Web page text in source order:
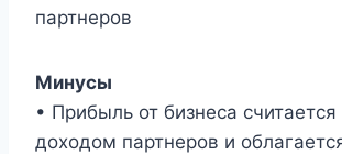
партнеров
Минусы
• Прибыль от бизнеса
доходом партнеров и